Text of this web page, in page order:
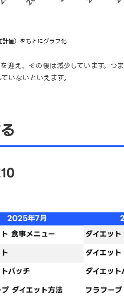
値）をもとにグラフ化
え、その後は減少しています。つ
いないといえます。